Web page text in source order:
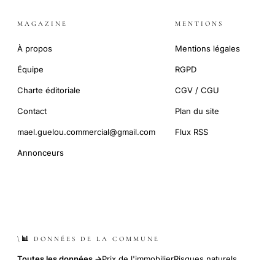
MAGAZINE
À propos
Équipe
Charte éditoriale
Contact
mael.guelou.commercial@gmail.com
Annonceurs
MENTIONS
Mentions légales
RGPD
CGV / CGU
Plan du site
Flux RSS
\📊 DONNÉES DE LA COMMUNE